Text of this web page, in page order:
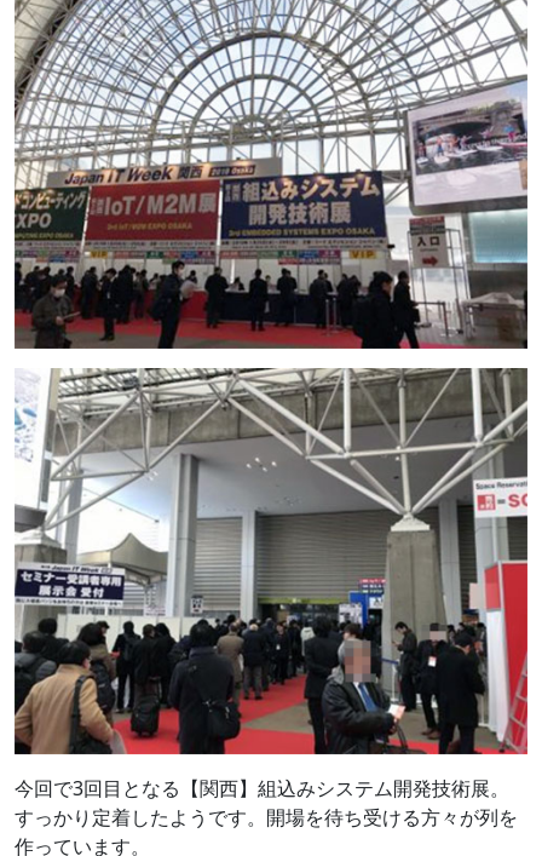
今回で3回目となる【関西】組込みシステム開発技術展。
すっかり定着したようです。開場を待ち受ける方々が列を
作っています。